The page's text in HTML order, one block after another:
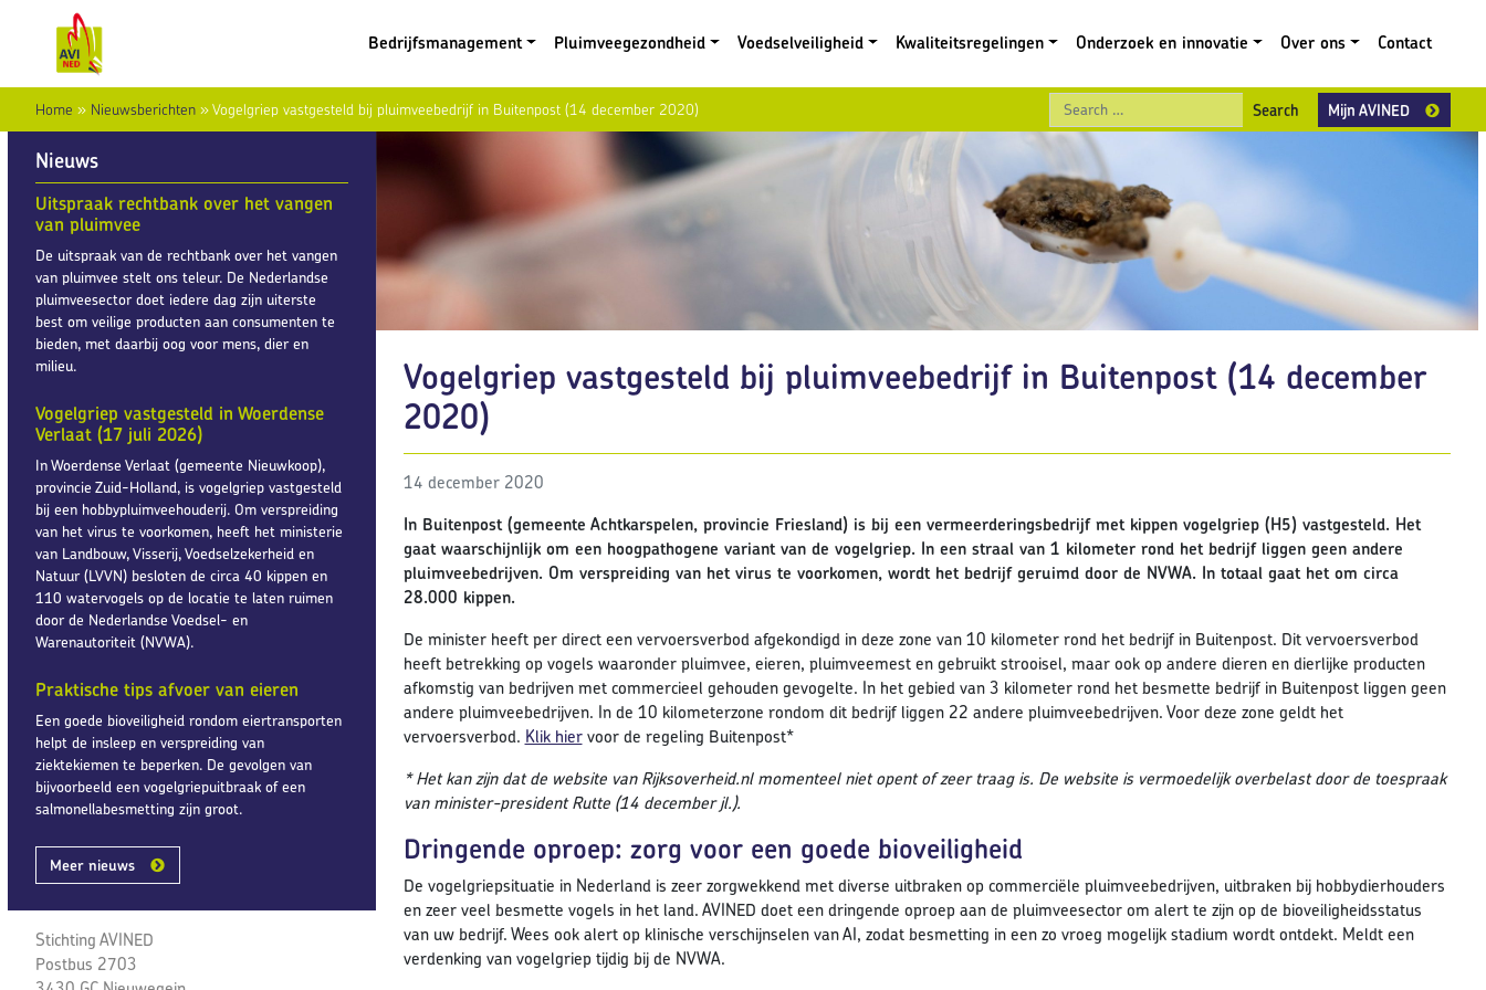
Bedrijfsmanagement
Pluimveegezondheid Voedselveiligheid Kwaliteitsregelingen Onderzoek en innovatie Over ons Contact
Home » Nieuwsberichten »Vogelgriep vastgesteld bij pluimveebedrijf in Buitenpost (14 december 2020) Search
Mijn AVINED
Nieuws
Uitspraak rechtbank over het vangen
van pluimvee
De uitspraak van de rechtbank over het vangen
van pluimvee stelt ons teleur. De Nederlandse
pluimveesector doet iedere dag zijn uiterste
best om veilige producten aan consumenten te
bieden, met daarbij oog voor mens, dier en
milieu.
Vogelgriep vastgesteld in Woerdense
Verlaat (17 juli 2026)
In Woerdense Verlaat (gemeente Nieuwkoop),
provincie Zuid-Holland, is vogelgriep vastgesteld
bij een hobbypluimveehouderij. Om verspreiding
van het virus te voorkomen, heeft het ministerie
van Landbouw, Visserij, Voedselzekerheid en
Natuur (LVVN) besloten de circa 40 kippen en
110 watervogels op de locatie te laten ruimen
door de Nederlandse Voedsel- en
Warenautoriteit (NVWA).
Praktische tips afvoer van eieren
Een goede bioveiligheid rondom eiertransporten
helpt de insleep en verspreiding van
ziektekiemen te beperken. De gevolgen van
bijvoorbeeld een vogelgriepuitbraak of een
salmonellabesmetting zijn groot.
Meer nieuws
Stichting AVINED
Postbus 2703
Vogelgriep vastgesteld bij pluimveebedrijf in Buitenpost (14 december
2020)
14 december 2020
In Buitenpost (gemeente Achtkarspelen, provincie Friesland) is bij een vermeerderingsbedrijf met kippen vogelgriep (H5) vastgesteld. Het
gaat waarschijnlijk om een hoogpathogene variant van de vogelgriep. In een straal van 1 kilometer rond het bedrijf liggen geen andere
pluimveebedrijven. Om verspreiding van het virus te voorkomen, wordt het bedrijf geruimd door de NVWA. In totaal gaat het om circa
28.000 kippen.
De minister heeft per direct een vervoersverbod afgekondigd in deze zone van 10 kilometer rond het bedrijf in Buitenpost. Dit vervoersverbod
heeft betrekking op vogels waaronder pluimvee, eieren, pluimveemest en gebruikt strooisel, maar ook op andere dieren en dierlijke producten
afkomstig van bedrijven met commercieel gehouden gevogelte. In het gebied van 3 kilometer rond het besmette bedrijf in Buitenpost liggen geen
andere pluimveebedrijven. In de 10 kilometerzone rondom dit bedrijf liggen 22 andere pluimveebedrijven. Voor deze zone geldt het
vervoersverbod. Klik hiervoor de regeling Buitenpost*
* Het kan zijn dat de website van Rijksoverheid.nl momenteel niet opent of zeer traag is. De website is vermoedelijk overbelast door de toespraak
van minister-president Rutte (14 december jl.).
Dringende oproep: zorg voor een goede bioveiligheid
De vogelgriepsituatie in Nederland is zeer zorgwekkend met diverse uitbraken op commerciële pluimveebedrijven, uitbraken bij hobbydierhouders
en zeer veel besmette vogels in het land. AVINED doet een dringende oproep aan de pluimveesector om alert te zijn op de bioveiligheidsstatus
van uw bedrijf. Wees ook alert op klinische verschijnselen van AI, zodat besmetting in een zo vroeg mogelijk stadium wordt ontdekt. Meldt een
verdenking van vogelgriep tijdig bij de NVWA.